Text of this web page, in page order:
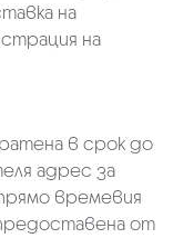
на
на
в срок до
адрес за
времевия
от